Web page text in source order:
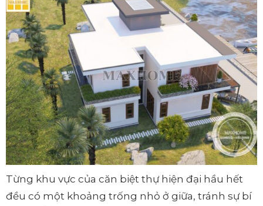
Từng khu vực của căn biệt thự hiện đại hầu hết
đều có một khoảng trống nhỏ ở giữa, tránh sự bí